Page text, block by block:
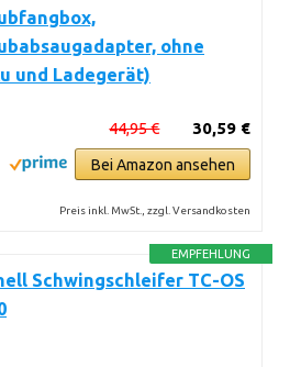
ohne
und Ladegerät)
30,59 €
44,95 €
Bei Amazon ansehen
Preis inkl. MwSt., zzgl. Versandkosten
EMPFEHLUNG
Schwingschleifer TC-OS